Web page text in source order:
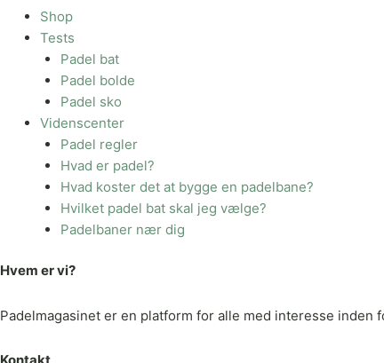
Shop
Tests
Padel bat
Padel bolde
Padel sko
Videnscenter
Padel regler
Hvad er padel?
Hvad koster det at bygge en padelbane?
Hvilket padel bat skal jeg vælge?
Padelbaner nær dig
Hvem er vi?
Padelmagasinet er en platform for alle med interesse